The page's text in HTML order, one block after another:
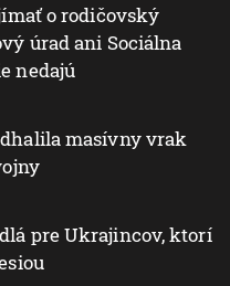
o rodičovský
úrad ani Sociálna
nedajú
masívny vrak
pre Ukrajincov, ktorí